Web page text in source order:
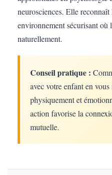
neurosciences. Elle
environnement sécurisant où
naturellement.
Conseil pratique :
avec votre enfant en vous
physiquement et
action favorise la
mutuelle.